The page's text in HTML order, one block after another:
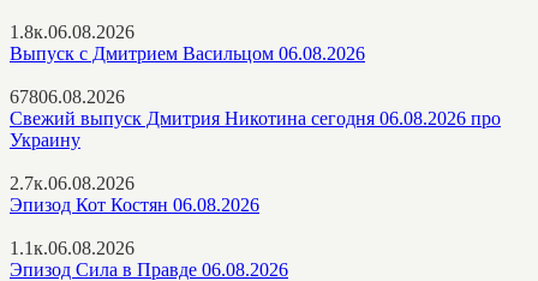
1.8к.06.08.2026
Выпуск с Дмитрием Васильцом 06.08.2026
67806.08.2026
Свежий выпуск Дмитрия Никотина сегодня 06.08.2026 про
Украину
2.7к.06.08.2026
Эпизод Кот Костян 06.08.2026
1.1к.06.08.2026
Эпизод Сила в Правде 06.08.2026